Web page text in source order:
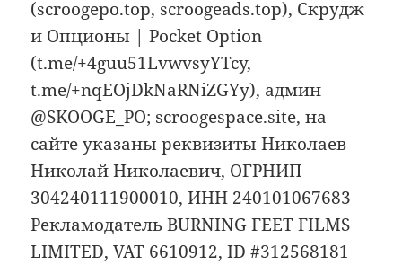
(scroogepo.top, scroogeads.top), Скрудж
и Опционы | Pocket Option
(t.me/+4guu51LvwvsyYTcy,
t.me/+nqEOjDkNaRNiZGYy), админ
@SKOOGE_PO; scroogespace.site, на
сайте указаны реквизиты Николаев
Николай Николаевич, ОГРНИП
304240111900010, ИНН 240101067683
Рекламодатель BURNING FEET FILMS
LIMITED, VAT 6610912, ID #312568181